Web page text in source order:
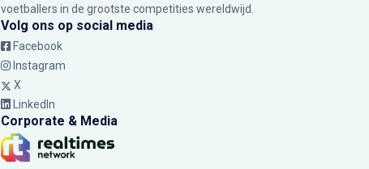
voetballers in de grootste competities wereldwijd.
Volg ons op social media
Facebook
Instagram
X
LinkedIn
Corporate & Media